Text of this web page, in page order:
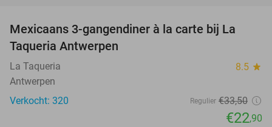
32%
Mexicaans 3-gangendiner à la carte bij La
Taqueria Antwerpen
La Taqueria 8.5 star
Antwerpen
Verkocht: 320
Regulier €33,50
€22,90